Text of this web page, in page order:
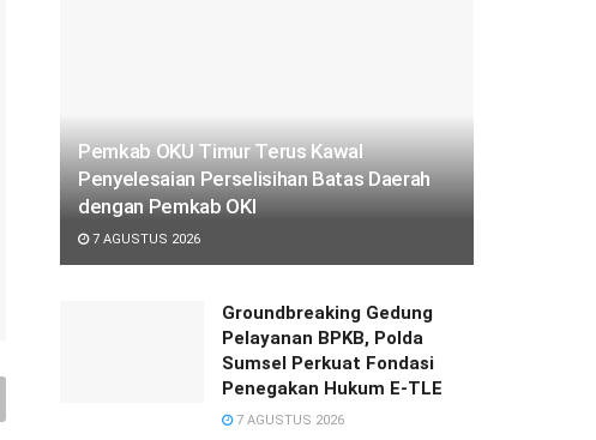
Pemkab OKU Timur Terus Kawal
Penyelesaian Perselisihan Batas Daerah
dengan Pemkab OKI
7 AGUSTUS 2026
Groundbreaking Gedung
Pelayanan BPKB, Polda
Sumsel Perkuat Fondasi
Penegakan Hukum E-TLE
7 AGUSTUS 2026